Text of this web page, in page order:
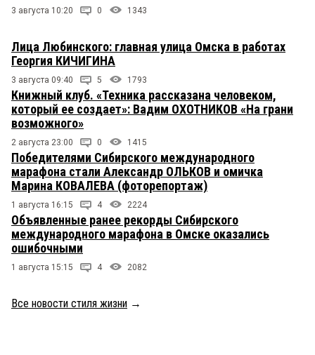
3 августа 10:20 0 1343
Лица Любинского: главная улица Омска в работах
Георгия КИЧИГИНА
3 августа 09:40 5 1793
Книжный клуб. «Техника рассказана человеком,
который ее создает»: Вадим ОХОТНИКОВ «На грани
возможного»
2 августа 23:00 0 1415
Победителями Сибирского международного
марафона стали Александр ОЛЬКОВ и омичка
Марина КОВАЛЕВА (фоторепортаж)
1 августа 16:15 4 2224
Объявленные ранее рекорды Сибирского
международного марафона в Омске оказались
ошибочными
1 августа 15:15 4 2082
Все новости стиля жизни →